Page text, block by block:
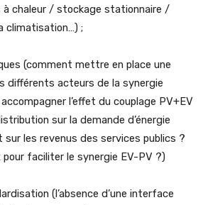
à chaleur / stockage stationnaire /
climatisation…) ;
(comment mettre en place une
différents acteurs de la synergie
l’effet du couplage PV+EV
sur la demande d’énergie
sur les revenus des services publics ?
faciliter le synergie EV-PV ?)
(l’absence d’une interface